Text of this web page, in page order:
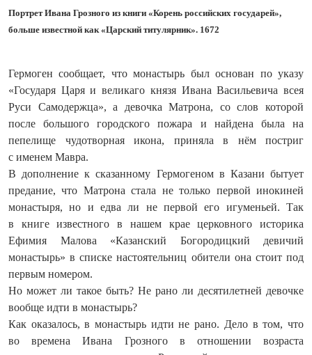
Портрет Ивана Грозного из книги «Корень российских государей»,
больше известной как «Царский титулярник». 1672
Гермоген сообщает, что монастырь был основан по указу
«Государя Царя и великаго князя Ивана Васильевича всея
Руси Самодержца», а девочка Матрона, со слов которой
после большого городского пожара и найдена была на
пепелище чудотворная икона, приняла в нём постриг
с именем Мавра.
В дополнение к сказанному Гермогеном в Казани бытует
предание, что Матрона стала не только первой инокиней
монастыря, но и едва ли не первой его игуменьей. Так
в книге известного в нашем крае церковного историка
Ефимия Малова «Казанский Богородицкий девичий
монастырь» в списке настоятельниц обители она стоит под
первым номером.
Но может ли такое быть? Не рано ли десятилетней девочке
вообще идти в монастырь?
Как оказалось, в монастырь идти не рано. Дело в том, что
во времена Ивана Грозного в отношении возраста